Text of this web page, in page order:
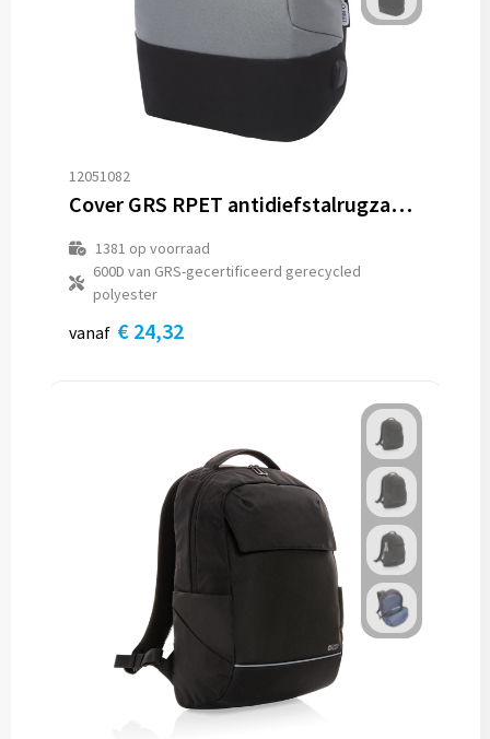
12051082
Cover GRS RPET antidiefstalrugzak 18L
1381 op voorraad
600D van GRS-gecertificeerd gerecycled
polyester
vanaf € 24,32